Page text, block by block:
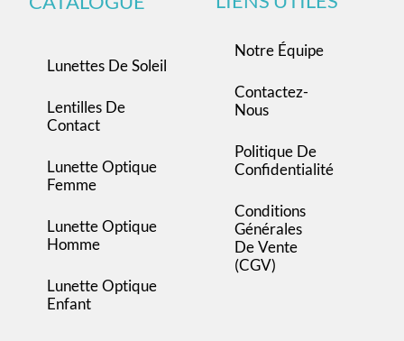
Lunettes De Soleil
Lentilles De
Contact
Lunette Optique
Femme
Lunette Optique
Homme
Lunette Optique
Enfant
Notre Équipe
Contactez-
Nous
Politique De
Confidentialité
Conditions
Générales
De Vente
(CGV)